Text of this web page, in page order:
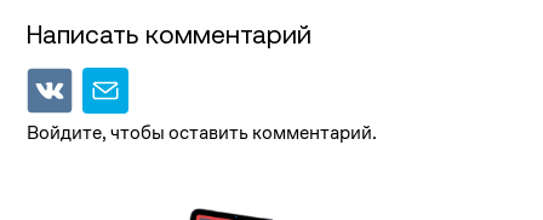
Написать комментарий
Войдите, чтобы оставить комментарий.